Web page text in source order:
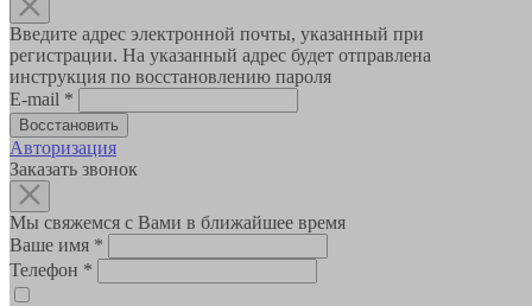
Введите адрес электронной почты, указанный при
регистрации. На указанный адрес будет отправлена
инструкция по восстановлению пароля
E-mail *
Авторизация
Заказать звонок
Мы свяжемся с Вами в ближайшее время
Ваше имя *
Телефон *